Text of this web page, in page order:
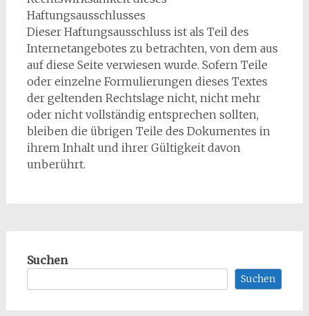
Haftungsausschlusses
Dieser Haftungsausschluss ist als Teil des
Internetangebotes zu betrachten, von dem aus
auf diese Seite verwiesen wurde. Sofern Teile
oder einzelne Formulierungen dieses Textes
der geltenden Rechtslage nicht, nicht mehr
oder nicht vollständig entsprechen sollten,
bleiben die übrigen Teile des Dokumentes in
ihrem Inhalt und ihrer Gültigkeit davon
unberührt.
Suchen
Suchen